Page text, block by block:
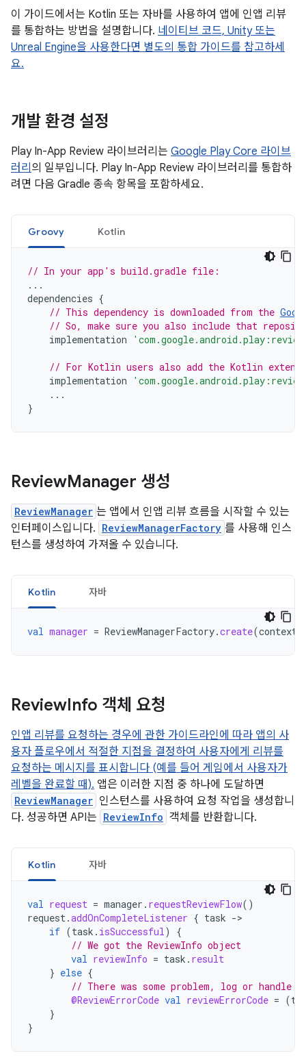
이 가이드에서는 Kotlin 또는 자바를 사용하여 앱에 인앱 리뷰
를 통합하는 방법을 설명합니다. 네이티브 코드, Unity 또는
Unreal Engine을 사용한다면 별도의 통합 가이드를 참고하세
요.
개발 환경 설정
Play In-App Review 라이브러리는 Google Play Core 라이브
러리 의 일부입니다. Play In-App Review 라이브러리를 통합하
려면 다음 Gradle 종속 항목을 포함하세요.
Groovy Kotlin
// In your app's build.gradle file:
...
dependencies {
// This dependency is downloaded from the
// So, make sure you also include that
implementation
// For Kotlin users also add the Kotlin
implementation
...
}
ReviewManager 생성
ReviewManager 는 앱에서 인앱 리뷰 흐름을 시작할 수 있는
인터페이스입니다. ReviewManagerFactory 를 사용해 인스
턴스를 생성하여 가져올 수 있습니다.
Kotlin 자바
val manager = ReviewManagerFactory.create(context
ReviewInfo 객체 요청
인앱 리뷰를 요청하는 경우에 관한 가이드라인에 따라 앱의 사
용자 플로우에서 적절한 지점을 결정하여 사용자에게 리뷰를
요청하는 메시지를 표시합니다 (예를 들어 게임에서 사용자가
레벨을 완료할 때). 앱은 이러한 지점 중 하나에 도달하면
ReviewManager 인스턴스를 사용하여 요청 작업을 생성합니
다. 성공하면 API는 ReviewInfo 객체를 반환합니다.
Kotlin 자바
val request = manager . requestReviewFlow()
request.addOnCompleteListener { task ->
if (task . isSuccessful)
{
// We got the ReviewInfo object
val reviewInfo = task . result
} else {
// There was some problem, log or handle
@ReviewErrorCode val reviewErrorCode = (
}
}